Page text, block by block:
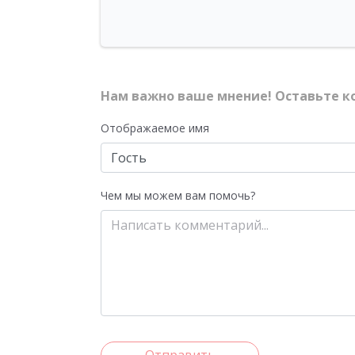
Нам важно ваше мнение! Оставьте
Отображаемое имя
Чем мы можем вам помочь?